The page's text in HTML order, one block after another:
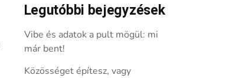
Legutóbbi bejegyzések
Vibe és adatok a pult mögül: mi
már bent!
Közösséget építesz, vagy